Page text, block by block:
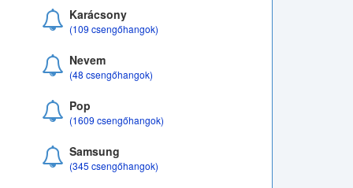
Karácsony
(109 csengőhangok)
Nevem
(48 csengőhangok)
Pop
(1609 csengőhangok)
Samsung
(345 csengőhangok)